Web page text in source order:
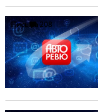
Письма208